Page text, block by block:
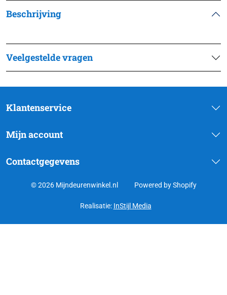
Beschrijving
Veelgestelde vragen
Klantenservice
Mijn account
Contactgegevens
© 2026 Mijndeurenwinkel.nl Powered by Shopify
Realisatie: InStijl Media